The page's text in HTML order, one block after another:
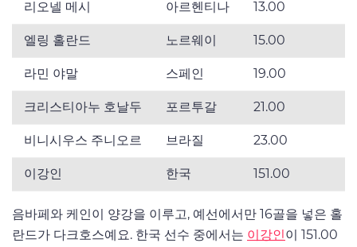
리오넬 메시 아르헨티나 13.00
엘링 홀란드 노르웨이 15.00
라민 야말 스페인 19.00
크리스티아누 호날두 포르투갈 21.00
비니시우스 주니오르 브라질 23.00
이강인 한국 151.00
음바페와 케인이 양강을 이루고, 예선에서만 16골을 넣은 홀
란드가 다크호스예요. 한국 선수 중에서는 이강인이 151.00